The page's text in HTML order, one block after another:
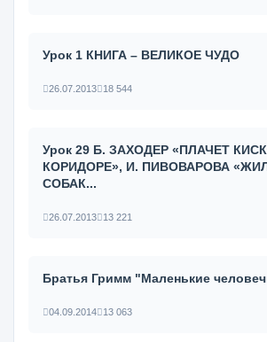
Урок 1 КНИГА – ВЕЛИКОЕ ЧУДО
26.07.2013 18 544
Урок 29 Б. ЗАХОДЕР «ПЛАЧЕТ
КОРИДОРЕ», И. ПИВОВАРОВА
СОБАК...
26.07.2013 13 221
Братья Гримм "Маленькие
04.09.2014 13 063